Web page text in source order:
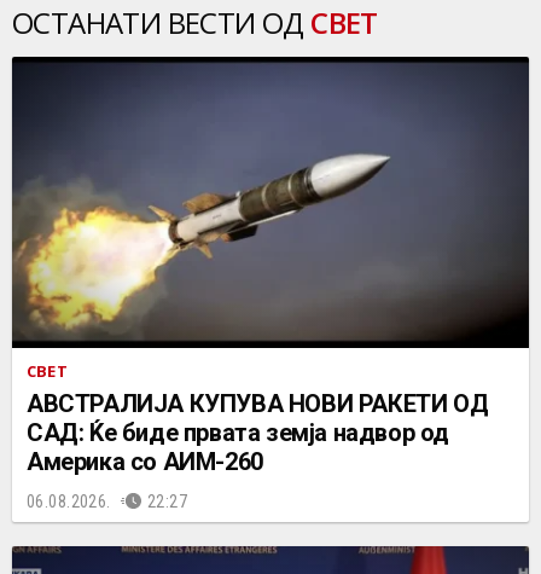
ОСТАНАТИ ВЕСТИ ОД СВЕТ
СВЕТ
АВСТРАЛИЈА КУПУВА НОВИ РАКЕТИ ОД
САД: Ќе биде првата земја надвор од
Америка со АИМ-260
06.08.2026. 22:27